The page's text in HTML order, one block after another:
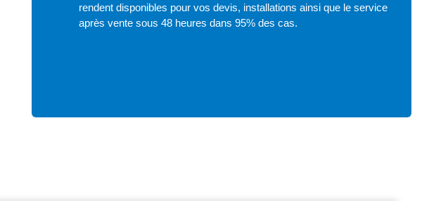
rendent disponibles pour vos devis, installations ainsi que le service
après vente sous 48 heures dans 95% des cas.